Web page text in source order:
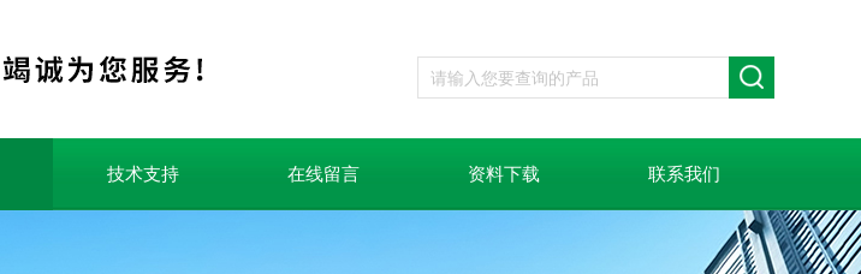
技术支持 在线留言 资料下载 联系我们